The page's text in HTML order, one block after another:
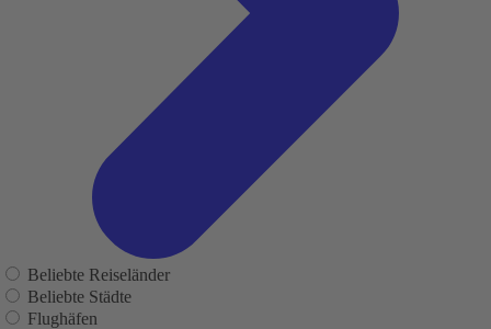
Beliebte Reiseländer
Beliebte Städte
Flughäfen